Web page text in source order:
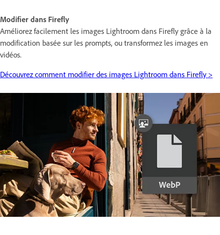
Modifier dans Firefly
Améliorez facilement les images Lightroom dans Firefly grâce à la
modification basée sur les prompts, ou transformez les images en
vidéos.
Découvrez comment modifier des images Lightroom dans Firefly >